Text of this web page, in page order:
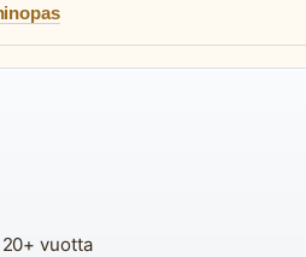
20+ vuotta